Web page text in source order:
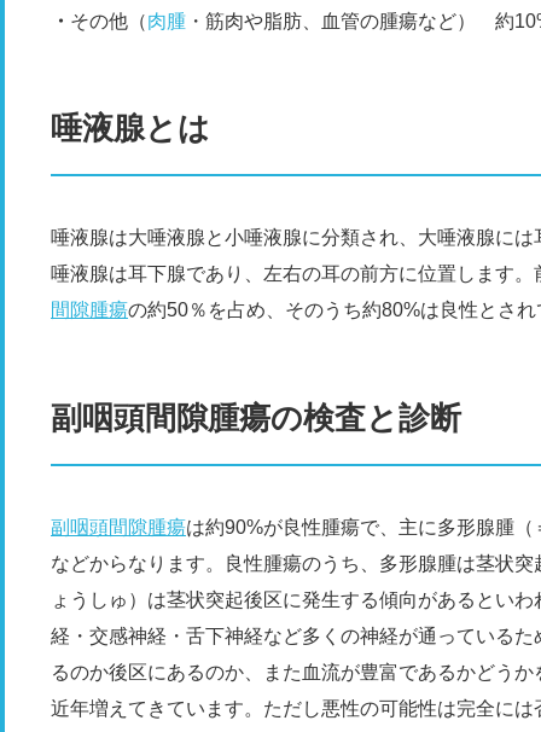
その他（肉腫 ・筋肉や脂肪、血管の腫瘍など） 約
唾液腺とは
唾液腺は大唾液腺と小唾液腺に分類され、大唾液腺に
唾液腺は耳下腺であり、左右の耳の前方に位置します
間隙腫瘍の約50％を占め、そのうち約80%は良性とさ
副咽頭間隙腫瘍の検査と診断
副咽頭間隙腫瘍は約90%が良性腫瘍で、主に多形腺腫（
などからなります。良性腫瘍のうち、多形腺腫は茎状
ょうしゅ）は茎状突起後区に発生する傾向があるとい
経・交感神経・舌下神経など多くの神経が通っている
るのか後区にあるのか、また血流が豊富であるかどう
近年増えてきています。ただし悪性の可能性は完全に